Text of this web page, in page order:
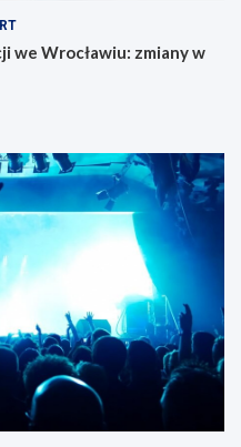
we Wrocławiu: zmiany w